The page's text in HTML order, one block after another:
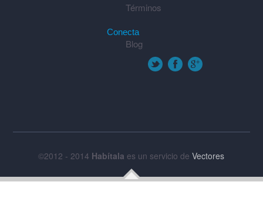
Términos
Conecta
Blog
©2012 - 2014 Habítala es un servicio deVectores